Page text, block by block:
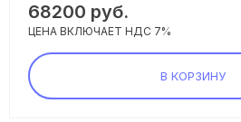
68200 руб.
ЦЕНА ВКЛЮЧАЕТ НДС 7%
В КОРЗИНУ